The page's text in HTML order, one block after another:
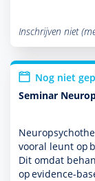
Inschrijven niet
Nog niet
Seminar
vooral leunt op
Dit omdat
op evidence-